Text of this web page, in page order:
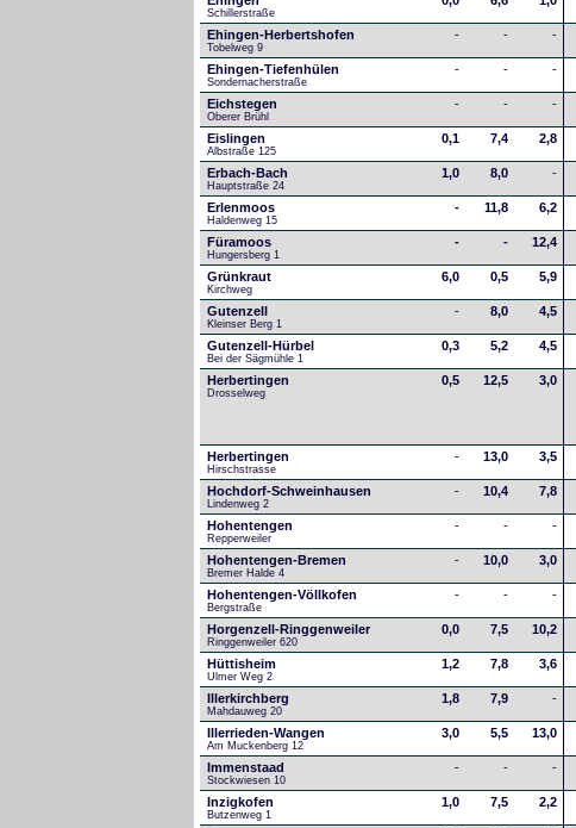
Schillerstraße
Ehingen-Herbertshofen
Tobelweg 9
- - -
Ehingen-Tiefenhülen
Sondernacherstraße
- - -
Eichstegen
Oberer Brühl
- - -
Eislingen
Albstraße 125
0,1 7,4 2,8
Erbach-Bach
Hauptstraße 24
1,0 8,0 -
Erlenmoos
Haldenweg 15
- 11,8 6,2
Füramoos
Hungersberg 1
- - 12,4
Grünkraut
Kirchweg
6,0 0,5 5,9
Gutenzell
Kleinser Berg 1
- 8,0 4,5
Gutenzell-Hürbel
Bei der Sägmühle 1
0,3 5,2 4,5
Herbertingen
Drosselweg
0,5 12,5 3,0
Herbertingen
Hirschstrasse
- 13,0 3,5
Hochdorf-Schweinhausen
Lindenweg 2
- 10,4 7,8
Hohentengen
Repperweiler
- - -
Hohentengen-Bremen
Bremer Halde 4
- 10,0 3,0
Hohentengen-Völlkofen
Bergstraße
- - -
Horgenzell-Ringgenweiler
Ringgenweiler 620
0,0 7,5 10,2
Hüttisheim
Ulmer Weg 2
1,2 7,8 3,6
Illerkirchberg
Mahdauweg 20
1,8 7,9 -
Illerrieden-Wangen
Am Muckenberg 12
3,0 5,5 13,0
Immenstaad
Stockwiesen 10
- - -
Inzigkofen
Butzenweg 1
1,0 7,5 2,2